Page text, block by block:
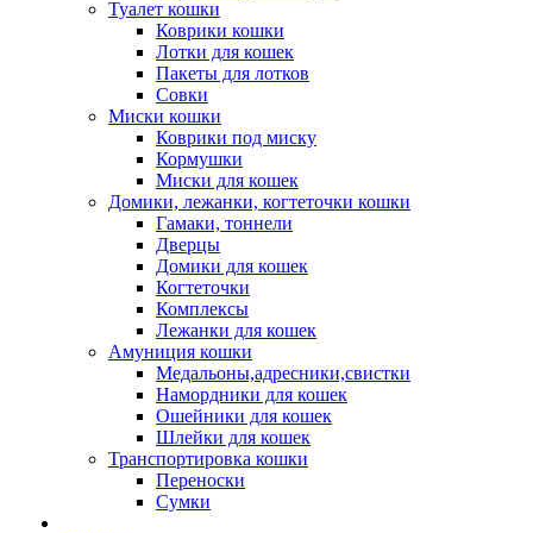
Туалет кошки
Коврики кошки
Лотки для кошек
Пакеты для лотков
Совки
Миски кошки
Коврики под миску
Кормушки
Миски для кошек
Домики, лежанки, когтеточки кошки
Гамаки, тоннели
Дверцы
Домики для кошек
Когтеточки
Комплексы
Лежанки для кошек
Амуниция кошки
Медальоны,адресники,свистки
Намордники для кошек
Ошейники для кошек
Шлейки для кошек
Транспортировка кошки
Переноски
Сумки